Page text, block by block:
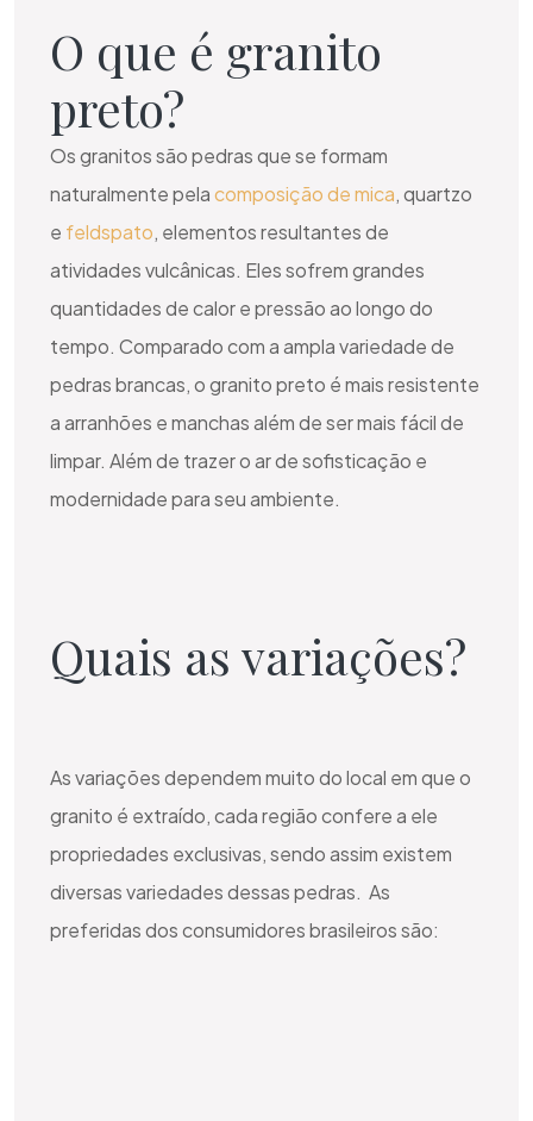
O que é granito
preto?
Os granitos são pedras que se formam
naturalmente pelacomposição de mica, quartzo
e feldspato, elementos resultantes de
atividades vulcânicas. Eles sofrem grandes
quantidades de calor e pressão ao longo do
tempo. Comparado com a ampla variedade de
pedras brancas, o granito preto é mais resistente
a arranhões e manchas além de ser mais fácil de
limpar. Além de trazer o ar de sofisticação e
modernidade para seu ambiente.
Quais as variações?
As variações dependem muito do local em que o
granito é extraído, cada região confere a ele
propriedades exclusivas, sendo assim existem
diversas variedades dessas pedras. As
preferidas dos consumidores brasileiros são: